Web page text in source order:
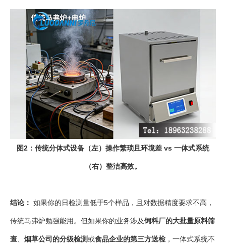
图2：传统分体式设备（左）操作繁琐且环境差 vs 一体式系统
（右）整洁高效。
结论： 如果你的日检测量低于5个样品，且对数据精度要求不高，
传统马弗炉勉强能用。但如果你的业务涉及饲料厂的大批量原料筛
查、 烟草公司的分级检测或食品企业的第三方送检 ，一体式系统不